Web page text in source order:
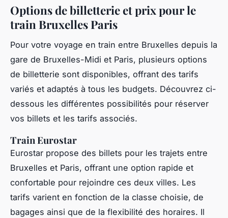
Options de billetterie et prix pour le
train Bruxelles Paris
Pour votre voyage en train entre Bruxelles depuis la
gare de Bruxelles-Midi et Paris, plusieurs options
de billetterie sont disponibles, offrant des tarifs
variés et adaptés à tous les budgets. Découvrez ci-
dessous les différentes possibilités pour réserver
vos billets et les tarifs associés.
Train Eurostar
Eurostar propose des billets pour les trajets entre
Bruxelles et Paris, offrant une option rapide et
confortable pour rejoindre ces deux villes. Les
tarifs varient en fonction de la classe choisie, de
bagages ainsi que de la flexibilité des horaires. Il